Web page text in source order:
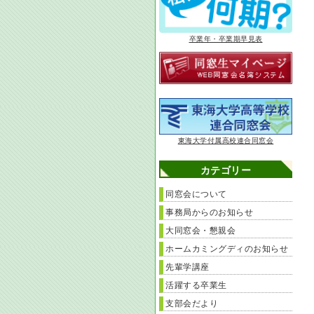
卒業年・卒業期早見表
東海大学付属高校連合同窓会
カテゴリー
同窓会について
事務局からのお知らせ
大同窓会・懇親会
ホームカミングディのお知らせ
先輩学講座
活躍する卒業生
支部会だより